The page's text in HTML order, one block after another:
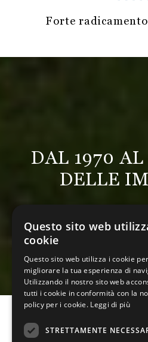
Forte
DAL 1970
DELLE
Via L.Da Vinci 5, 41126 Modena
Questo sito web
cookie
Questo sito web utilizza i cookie per
migliorare la tua esperienza di
Utilizzando il nostro sito web
tutti i cookie in conformità con la
policy per i cookie. Leggi di più
STRETTAMENTE